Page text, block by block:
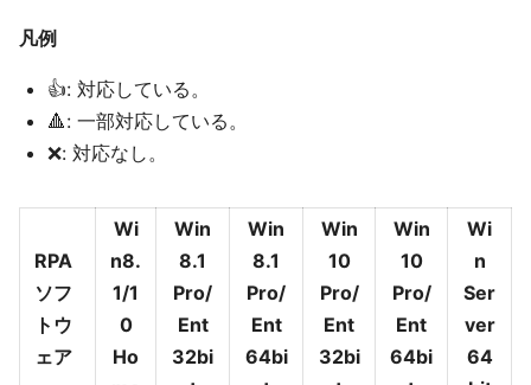
凡例
👍: 対応している。
🔺: 一部対応している。
❌: 対応なし。
RPA
ソフ
トウ
ェア
Wi
n8.
1/1
0
Ho
Win
8.1
Pro/
Ent
32bi
Win
8.1
Pro/
Ent
64bi
Win
10
Pro/
Ent
32bi
Win
10
Pro/
Ent
64bi
Wi
n
Ser
ver
64